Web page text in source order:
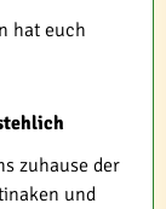
hat euch
zuhause der
und